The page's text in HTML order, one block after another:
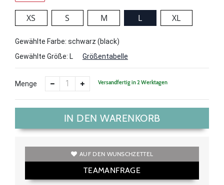
XS S M L XL
Gewählte Farbe: schwarz (black)
Gewählte Größe: L Größentabelle
Menge Versandfertig in 2 Werktagen
IN DEN WARENKORB
AUF DEN WUNSCHZETTEL
TEAMANFRAGE